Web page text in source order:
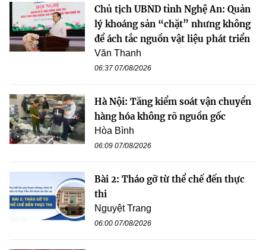
Chủ tịch UBND tỉnh Nghệ An: Quản
lý khoáng sản “chặt” nhưng không
để ách tắc nguồn vật liệu phát triển
Văn Thanh
06:37 07/08/2026
Hà Nội: Tăng kiểm soát vận chuyển
hàng hóa không rõ nguồn gốc
Hòa Bình
06:09 07/08/2026
Bài 2: Tháo gỡ từ thể chế đến thực
thi
Nguyệt Trang
06:00 07/08/2026